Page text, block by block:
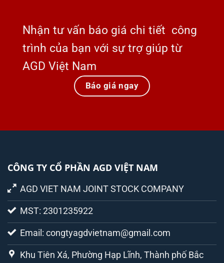
Nhận tư vấn báo giá chi tiết công
trình của bạn với sự trợ giúp từ
AGD Việt Nam
Báo giá ngay
CÔNG TY CỔ PHẦN AGD VIỆT NAM
AGD VIET NAM JOINT STOCK COMPANY
MST: 2301235922
Email: congtyagdvietnam@gmail.com
Khu Tiên Xá, Phường Hạp Lĩnh, Thành phố Bắc